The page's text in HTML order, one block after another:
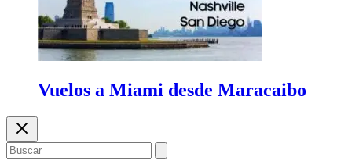
Vuelos a Miami desde Maracaibo
Buscar